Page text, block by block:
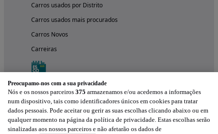
Carros usados por Distrito
Carros usados mais procurados
Carros Novos
Carreiras
Preocupamo-nos com a sua privacidade
Nós e os nossos parceiros 375 armazenamos e/ou acedemos a informações
num dispositivo, tais como identificadores únicos em cookies para tratar
dados pessoais. Pode aceitar ou gerir as suas escolhas clicando abaixo ou em
qualquer momento na página da política de privacidade. Estas escolhas serão
sinalizadas aos nossos parceiros e não afetarão os dados de